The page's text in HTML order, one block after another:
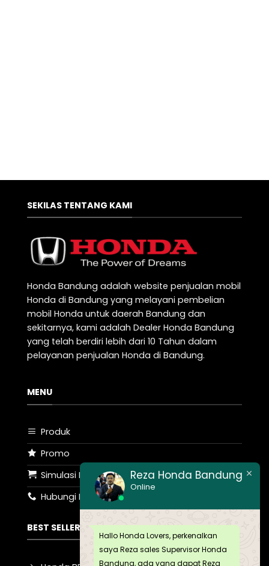
SEKILAS TENTANG KAMI
Honda Bandung adalah website penjualan mobil
Honda di Bandung yang melayani pembelian
mobil Honda untuk daerah Bandung dan
sekitarnya, kami adalah Dealer Honda Bandung
yang telah berdiri lebih dari 10 Tahun dalam
pelayanan penjualan Honda di Bandung.
MENU
Produk
Promo
Simulasi Kredit
Hubungi Kami
BEST SELLER
Reza Honda Bandung
Online
Hallo Honda Lovers, perkenalkan
saya Reza sales Supervisor Honda
Bandung, ada yang dapat Reza